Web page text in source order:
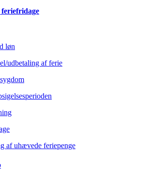
feriefridage
løn
udbetaling af ferie
af uhævede feriepenge